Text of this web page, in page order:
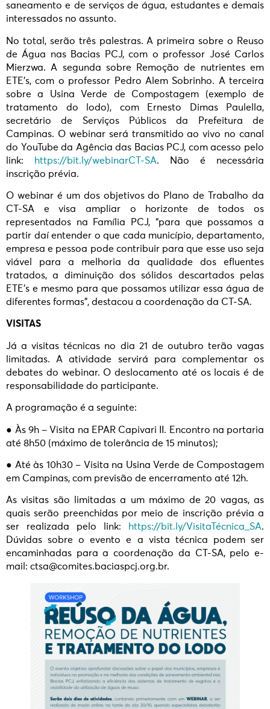
saneamento e de serviços de água, estudantes e demais
interessados no assunto.
No total, serão três palestras. A primeira sobre o Reuso
de Água nas Bacias PCJ, com o professor José Carlos
Mierzwa. A segunda sobre Remoção de nutrientes em
ETE’s, com o professor Pedro Alem Sobrinho. A terceira
sobre a Usina Verde de Compostagem (exemplo de
tratamento do lodo), com Ernesto Dimas Paulella,
secretário de Serviços Públicos da Prefeitura de
Campinas. O webinar será transmitido ao vivo no canal
do YouTube da Agência das Bacias PCJ, com acesso pelo
link:
https://bit.ly/webinarCT-SA. Não é necessária
inscrição prévia.
O webinar é um dos objetivos do Plano de Trabalho da
CT-SA e visa ampliar o horizonte de todos os
representados na Família PCJ, “para que possamos a
partir daí entender o que cada município, departamento,
empresa e pessoa pode contribuir para que esse uso seja
viável para a melhoria da qualidade dos efluentes
tratados, a diminuição dos sólidos descartados pelas
ETE’s e mesmo para que possamos utilizar essa água de
diferentes formas”, destacou a coordenação da CT-SA.
VISITAS
Já a visitas técnicas no dia 21 de outubro terão vagas
limitadas. A atividade servirá para complementar os
debates do webinar. O deslocamento até os locais é de
responsabilidade do participante.
A programação é a seguinte:
● Às 9h – Visita na EPAR Capivari II. Encontro na portaria
até 8h50 (máximo de tolerância de 15 minutos);
● Até às 10h30 – Visita na Usina Verde de Compostagem
em Campinas, com previsão de encerramento até 12h.
As visitas são limitadas a um máximo de 20 vagas, as
quais serão preenchidas por meio de inscrição prévia a
ser realizada pelo link:
https://bit.ly/VisitaTécnica_SA.
Dúvidas sobre o evento e a vista técnica podem ser
encaminhadas para a coordenação da CT-SA, pelo e-
mail: ctsa@comites.baciaspcj.org.br.